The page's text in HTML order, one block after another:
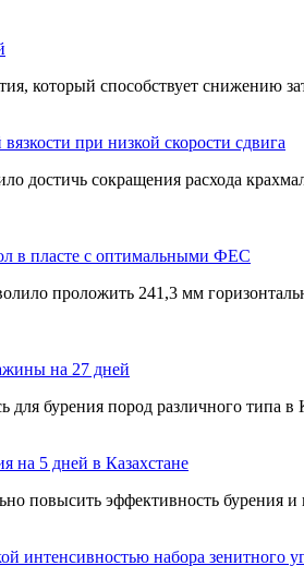
который способствует снижению
при низкой скорости сдвига
достичь сокращения расхода
в пласте с оптимальными ФЕС
проложить 241,3 мм
на 27 дней
бурения пород различного типа
на 5 дней в Казахстане
повысить эффективность бурения
набора зенитного